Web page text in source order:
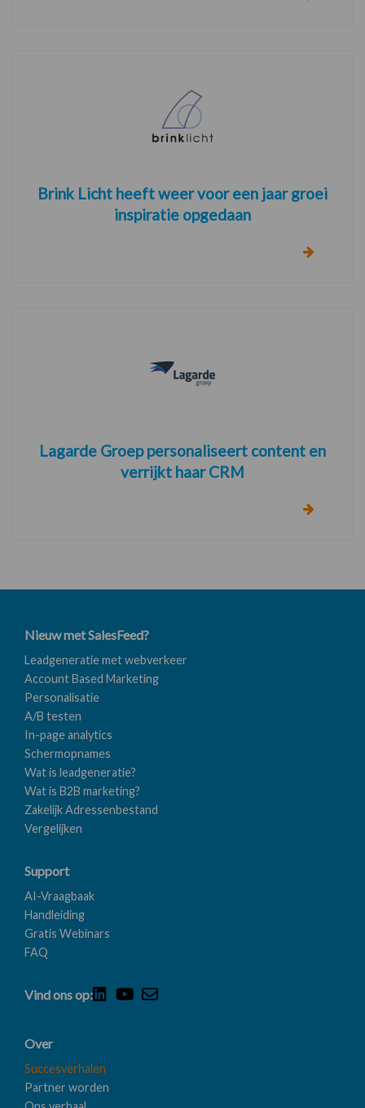
Brink Licht heeft weer voor een jaar groei
inspiratie opgedaan
Lagarde Groep personaliseert content en
verrijkt haar CRM
Nieuw met SalesFeed?
Leadgeneratie met webverkeer
Account Based Marketing
Personalisatie
A/B testen
In-page analytics
Schermopnames
Wat is leadgeneratie?
Wat is B2B marketing?
Zakelijk Adressenbestand
Vergelijken
Support
AI-Vraagbaak
Handleiding
Gratis Webinars
FAQ
Vind ons op:
Over
Succesverhalen
Partner worden